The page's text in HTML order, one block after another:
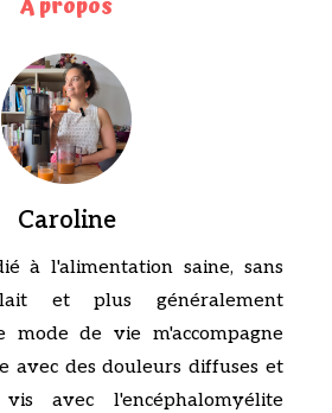
Caroline
à l'alimentation saine, sans
et plus généralement
mode de vie m'accompagne
avec des douleurs diffuses et
avec l'encéphalomyélite